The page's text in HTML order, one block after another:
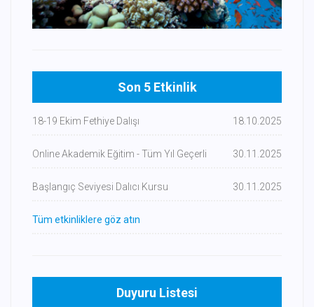
Son 5 Etkinlik
18-19 Ekim Fethiye Dalışı 18.10.2025
Online Akademik Eğitim - Tüm Yıl Geçerli 30.11.2025
Başlangıç Seviyesi Dalıcı Kursu 30.11.2025
Tüm etkinliklere göz atın
Duyuru Listesi